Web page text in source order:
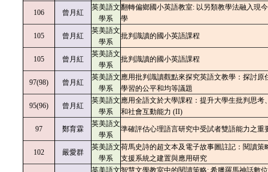
106 曾月紅
英美語文
學系
翻轉偏鄉國小英語教室: 以另類教學法融入現
學
105 曾月紅
英美語文
學系
批判識讀的國小英語課程
105 曾月紅
英美語文
學系
批判識讀的國小英語課程
97(98) 曾月紅
英美語文
學系
應用批判識讀觀點來探究英語文教學：探討原
學習的公平和均等議題
95(96) 曾月紅
英美語文
學系
應用全語文於大學課程：提升大學生批判思考
和社會互動能力 (II)
97 鄭育霖
英美語文
學系
準確評估心理語言研究中受試者雙語能力之重
102 嚴愛群
英美語文
學系
荷馬史詩的超文本及電子故事圖註記：閱讀策
支援系統之建置與應用研究